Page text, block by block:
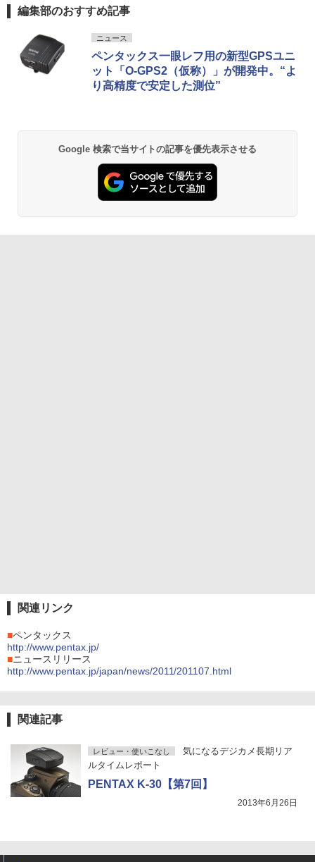
編集部のおすすめ記事
ニュース
ペンタックス一眼レフ用の新型GPSユニ
ット「O-GPS2（仮称）」が開発中。“よ
り高精度で安定した測位”
Google 検索で当サイトの記事を優先表示させる
関連リンク
■ペンタックス
http://www.pentax.jp/
■ニュースリリース
http://www.pentax.jp/japan/news/2011/201107.html
関連記事
レビュー・使いこなし
気になるデジカメ長期リア
ルタイムレポート
PENTAX K-30【第7回】
2013年6月26日